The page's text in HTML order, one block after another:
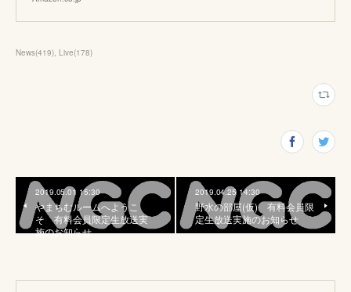
News(419) Live(178)
2019.05.01 15:30
やまちむルームへようこ
そ 有料会員限定生放送実
施のお知らせ
2019.04.25 14:30
野水の部屋(仮) 有料会員限
定生放送実施のお知らせ